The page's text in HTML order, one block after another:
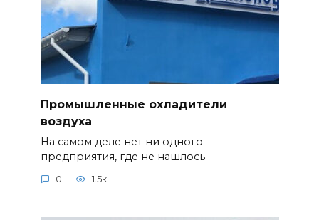
Промышленные охладители
воздуха
На самом деле нет ни одного
предприятия, где не нашлось
0 1.5к.